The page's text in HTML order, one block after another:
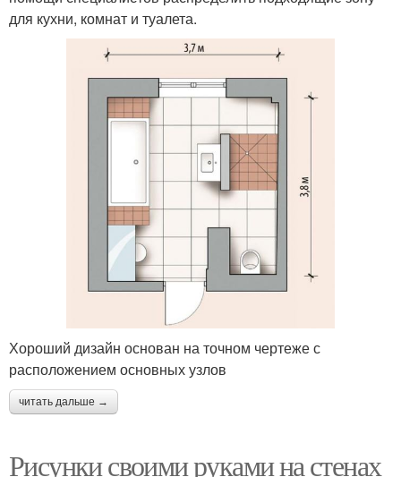
для кухни, комнат и туалета.
Хороший дизайн основан на точном чертеже с
расположением основных узлов
читать дальше →
Рисунки своими руками на стенах